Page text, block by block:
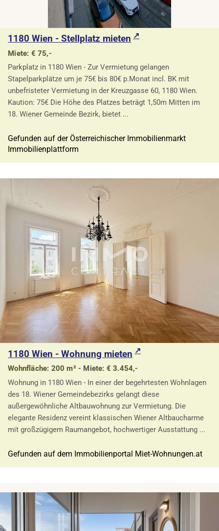
1180 Wien - Stellplatz mieten
Miete: € 75,-
Parkplatz in 1180 Wien - Zur Vermietung gelangen
Stapelparkplätze um je 75€ bis 80€ p.Monat incl. BK mit
unbefristeter Vermietung in der Kreuzgasse 60, 1180 Wien.
Kaution: 75€ Die Höhe des Platzes beträgt 1,50m Mitten im
18. Wiener Gemeinde Bezirk, bietet ...
Gefunden auf der Österreichischer Immobilienmarkt
Immobilienplattform
1180 Wien - Wohnung mieten
Wohnfläche: 200 m² - Miete: € 3.454,-
Wohnung in 1180 Wien - In einer der begehrtesten Wohnlagen
des 18. Wiener Gemeindebezirks gelangt diese
außergewöhnliche Altbauwohnung zur Vermietung. Die
elegante Residenz vereint klassischen Wiener Altbaucharme
mit großzügigem Raumangebot, hochwertiger Ausstattung ...
Gefunden auf dem Immobilienportal Miet-Wohnungen.at